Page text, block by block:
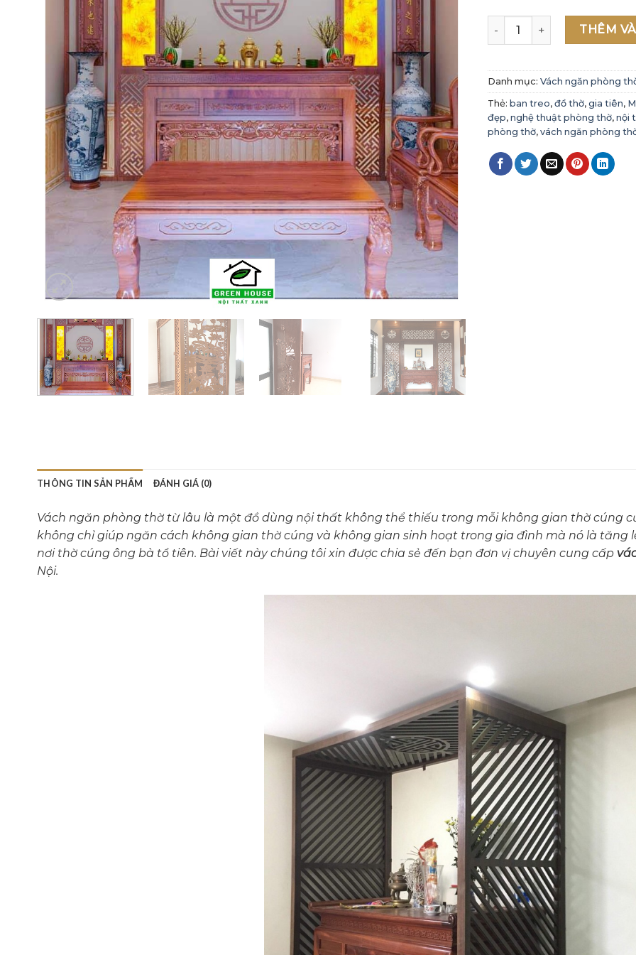
Mẫu vách ngăn phòng thờ
THÊM
Danh mục: Vách ngăn phòng
Thẻ: ban treo, đồ thờ, gia tiên,
đẹp, nghệ thuật phòng thờ, nội
phòng thờ, vách ngăn phòng
THÔNG TIN SẢN PHẨM ĐÁNH GIÁ (0)
Vách ngăn phòng thờ từ lâu là một đồ dùng nội thất không thể thiếu trong mỗi không gian thờ cúng
không chỉ giúp ngăn cách không gian thờ cúng và không gian sinh hoạt trong gia đình mà nó là tăng
nơi thờ cúng ông bà tổ tiên. Bài viết này chúng tôi xin được chia sẻ đến bạn đơn vị chuyên cung cấp
Nội.